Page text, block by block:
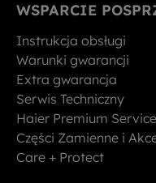
WSPARCIE
Instrukcja obsługi
Warunki gwarancji
Extra gwarancja
Serwis Techniczny
Haier Premium Service
Części Zamienne i
Care + Protect